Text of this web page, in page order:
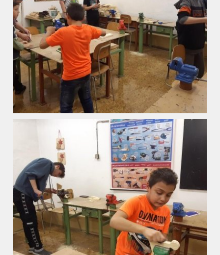
Úřední deska
Naše škola
Základní škola
ZŠ speciální
ZŠ a MŠ při nemocnici
Školní družina
Fotogalerie
Kalendář akcí
Aktuality
Kontakty
Vyhledávání na webu